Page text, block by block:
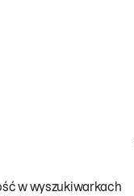
w wyszukiwarkach